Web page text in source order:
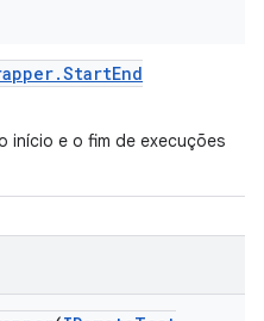
.StartEnd
início e o fim de execuções